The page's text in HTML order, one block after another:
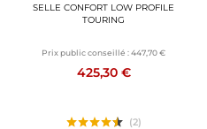
SELLE CONFORT LOW PROFILE
TOURING
Prix public conseillé :447,70 €
425,30 €
(2)